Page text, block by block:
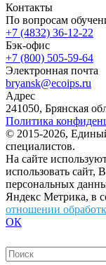
Контакты
По вопросам
+7 (4832) 36-12-22
Бэк-офис
+7 (800) 505-59-64
Электронная почта
bryansk@ecoips.ru
Адрес
241050, Брянская
Политика
© 2015-2026,
специалистов.
На сайте
использовать сайт,
персональных
Яндекс Метрика, в
отношении
ОК